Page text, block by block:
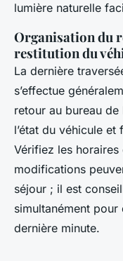
lumière naturelle
Organisation du
restitution du
La dernière
s’effectue
retour au bureau
l’état du véhicule
Vérifiez les
modifications
séjour ; il est
simultanément
dernière minute.